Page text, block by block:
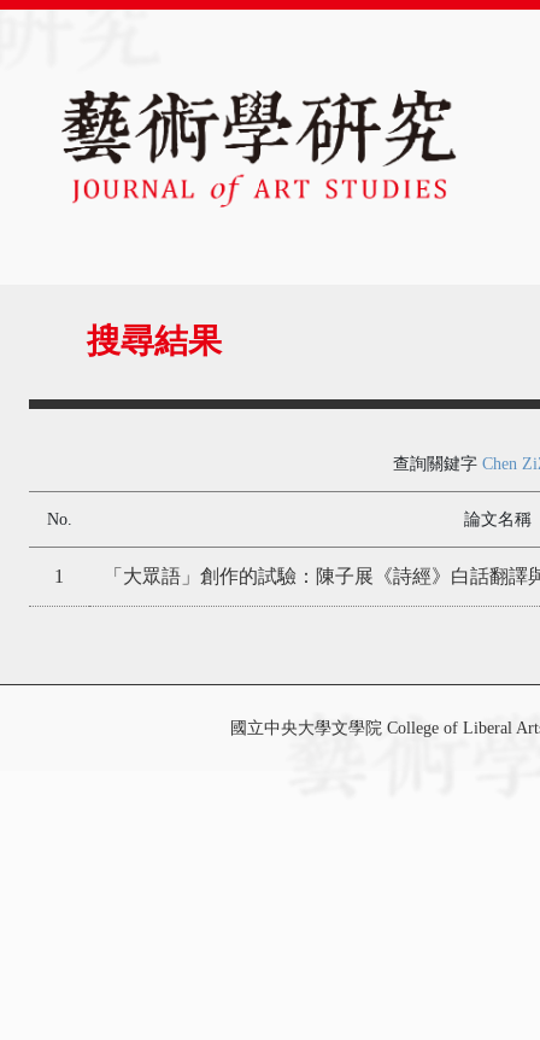
搜尋結果
查詢關鍵字 Chen
No. 論文名稱
1 「大眾語」創作的試驗：陳子展《詩經》白話翻譯
國立中央大學文學院 College of Liberal